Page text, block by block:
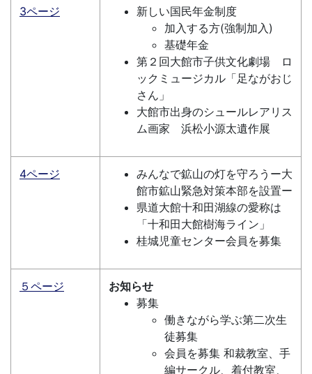
3ページ
新しい国民年金制度
加入する方(強制加入)
基礎年金
第２回大館市子供文化劇場 ロ
ックミュージカル「足ながおじ
さん」
大館市出身のシュールレアリス
ム画家 浜松小源太遺作展
4ページ
みんなで鉱山の灯を守ろうー大
館市鉱山緊急対策本部を設置ー
県道大館十和田湖線の愛称は
「十和田大館樹海ライン」
桂城児童センター会員を募集
５ページ
お知らせ
募集
働きながら学ぶ第二次生
徒募集
会員を募集 和裁教室、手
編サークル、着付教室、